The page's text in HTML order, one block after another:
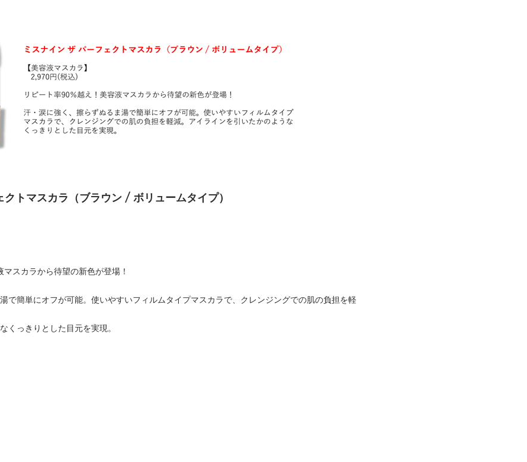
クトマスカラ（ブラウン / ボリュームタイプ）
スカラから待望の新色が登場！
で簡単にオフが可能。使いやすいフィルムタイプマスカラで、クレンジングでの肌の負担を軽
くっきりとした目元を実現。